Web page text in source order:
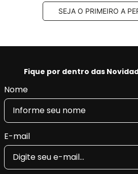
SEJA O PRIMEIRO A
Fique por dentro das
Nome
E-mail